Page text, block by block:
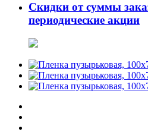
Скидки от суммы
периодические акции